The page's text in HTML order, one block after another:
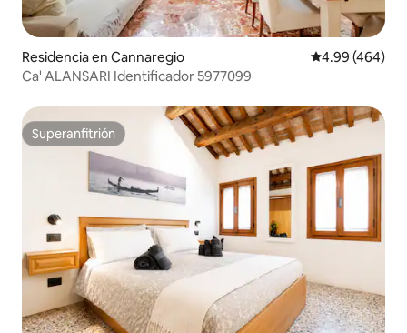
Residencia en Cannaregio Calificación
4.99 (464)
Ca' ALANSARI Identificador 5977099
Superanfitrión
Superanfitrión